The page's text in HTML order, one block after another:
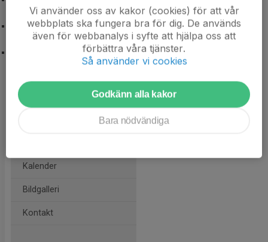
Arbetsgrupper
Ungdomskommittén
Kalender
Bildgalleri
Kontakt
Vi använder oss av kakor (cookies) för att vår
webbplats ska fungera bra för dig. De används
även för webbanalys i syfte att hjälpa oss att
förbättra våra tjänster.
Så använder vi cookies
Godkänn alla kakor
Bara nödvändiga